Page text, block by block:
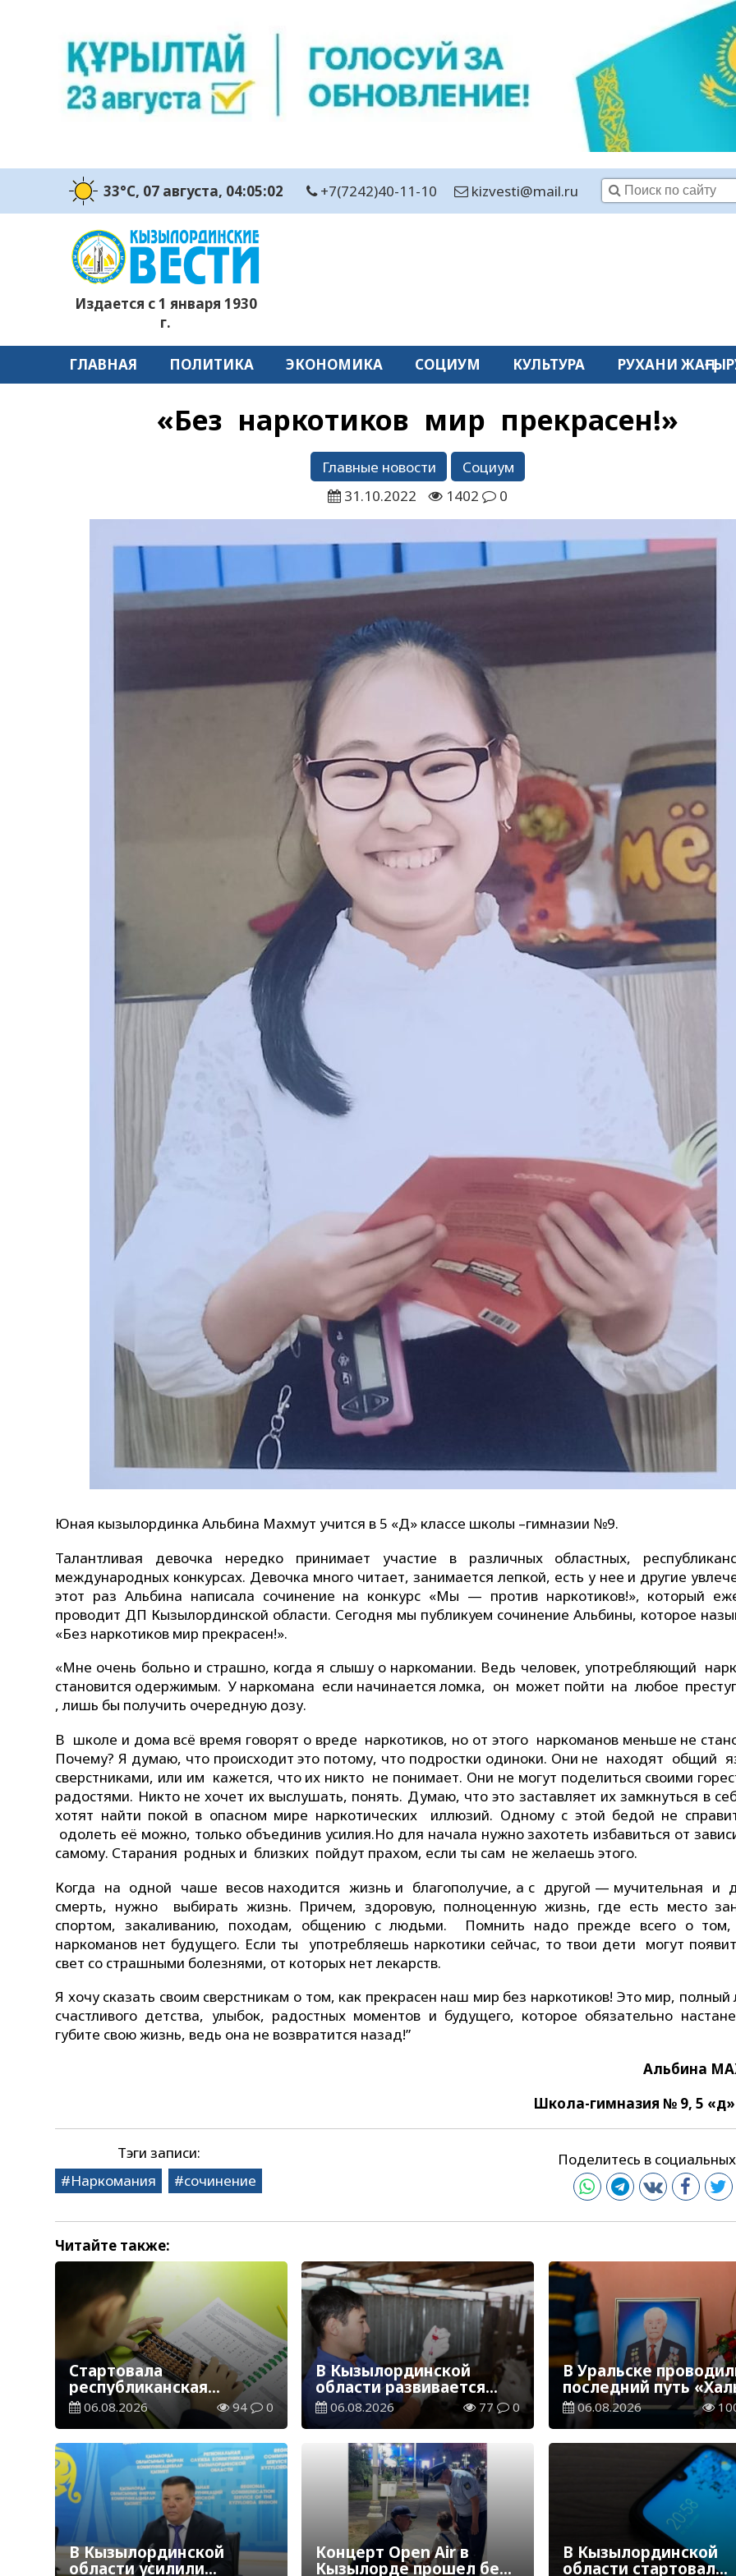
33°C, 07 августа, 04:05:03 +7(7242)40-11-10 kizvesti@mail.ru
Издается с 1 января 1930
г.
ГЛАВНАЯ ПОЛИТИКА ЭКОНОМИКА СОЦИУМ КУЛЬТУРА РУХАНИ
«Без наркотиков мир прекрасен!»
Главные новости
Социум
31.10.2022
1402 0
Юная кызылординка Альбина Махмут учится в 5 «Д» классе школы –гимназии №9.
Талантливая девочка нередко принимает участие в различных областных,
международных конкурсах. Девочка много читает, занимается лепкой, есть у нее и другие
этот раз Альбина написала сочинение на конкурс «Мы — против наркотиков!», который
проводит ДП Кызылординской области. Сегодня мы публикуем сочинение Альбины, которое
«Без наркотиков мир прекрасен!».
«Мне очень больно и страшно, когда я слышу о наркомании. Ведь человек, употребляющий
становится одержимым. У наркомана если начинается ломка, он может пойти на любое
, лишь бы получить очередную дозу.
В школе и дома всё время говорят о вреде наркотиков, но от этого наркоманов меньше не
Почему? Я думаю, что происходит это потому, что подростки одиноки. Они не находят общий
сверстниками, или им кажется, что их никто не понимает. Они не могут поделиться своими
радостями. Никто не хочет их выслушать, понять. Думаю, что это заставляет их замкнуться в
хотят найти покой в опасном мире наркотических иллюзий. Одному с этой бедой не
одолеть её можно, только объединив усилия.Но для начала нужно захотеть избавиться от
самому. Старания родных и близких пойдут прахом, если ты сам не желаешь этого.
Когда на одной чаше весов находится жизнь и благополучие, а с другой — мучительная и
смерть, нужно выбирать жизнь. Причем, здоровую, полноценную жизнь, где есть место
спортом, закаливанию, походам, общению с людьми. Помнить надо прежде всего о
наркоманов нет будущего. Если ты употребляешь наркотики сейчас, то твои дети могут
свет со страшными болезнями, от которых нет лекарств.
Я хочу сказать своим сверстникам о том, как прекрасен наш мир без наркотиков! Это мир, полный
счастливого детства, улыбок, радостных моментов и будущего, которое обязательно
губите свою жизнь, ведь она не возвратится назад!”
Альбина
Школа-гимназия № 9, 5 «д»
Тэги записи:
Наркомания
сочинение
Поделитесь в
Читайте также:
Стартовала
республиканская
благотворительная
акция «Дорога в школу»
06.08.2026 94 0
В Кызылординской
области развивается
ветеринарная отрасль
06.08.2026 77 0
В Уральске
последний путь
Қаһарманы» Ивана
Степановича Гапича
06.08.2026
В Кызылординской
области усилили
Концерт Open Air в
Кызылорде прошел без
В Кызылординской
области стартовал